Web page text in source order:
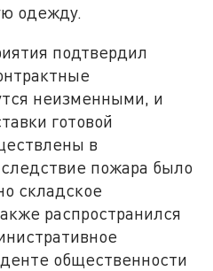
одежду.
подтвердил
неизменными, и
готовой
в
пожара было
складское
распространился
общественности